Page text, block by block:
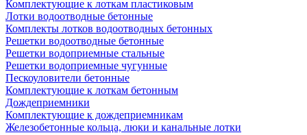
Комплектующие к лоткам пластиковым
Лотки водоотводные бетонные
Комплекты лотков водоотводных бетонных
Решетки водоотводные бетонные
Решетки водоприемные стальные
Решетки водоприемные чугунные
Пескоуловители бетонные
Комплектующие к лоткам бетонным
Дождеприемники
Комплектующие к дождеприемникам
Железобетонные кольца, люки и канальные лотки